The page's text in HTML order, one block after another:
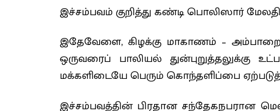
இச்சம்பவம் குறித்து கண்டி பொலிஸார்
இதேவேளை, கிழக்கு மாகாணம் – அம்பாறை,
ஒருவரைப் பாலியல் துன்புறுத்தலுக்கு
மக்களிடையே பெரும் கொந்தளிப்பை
இச்சம்பவத்தின் பிரதான சந்தேகநபரான